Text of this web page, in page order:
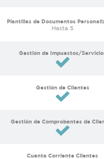
Plantillas de Documentos
Hasta 5
Gestión de Impuestos/
Gestión de Clientes
Gestión de Comprobantes de
Cuenta Corriente Clientes